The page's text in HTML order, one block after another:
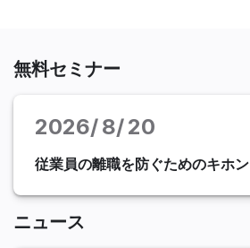
無料セミナー
2026 8 20
従業員の離職を防ぐためのキホン
ニュース